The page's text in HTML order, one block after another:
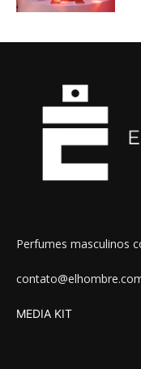
Perfumes masculinos
MEDIA KIT